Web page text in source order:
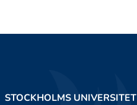
STOCKHOLMS UNIVERSITET